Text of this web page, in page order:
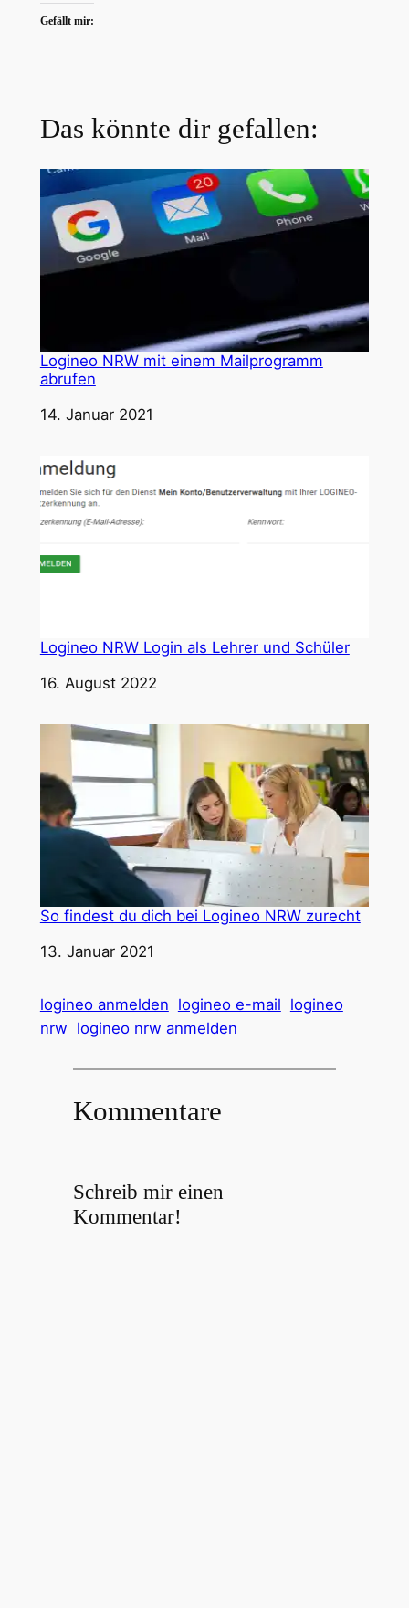
Gefällt mir:
Das könnte dir gefallen:
Logineo NRW mit einem Mailprogramm
abrufen
Datum
14. Januar 2021
Logineo NRW Login als Lehrer und Schüler
Datum
16. August 2022
So findest du dich bei Logineo NRW zurecht
Datum
13. Januar 2021
logineo anmelden logineo e-mail logineo
nrw logineo nrw anmelden
Kommentare
Schreib mir einen
Kommentar!